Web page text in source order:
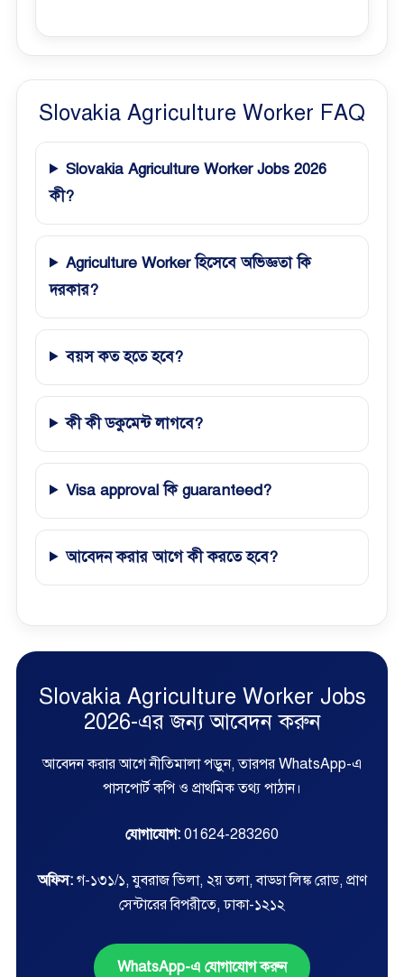
Slovakia Agriculture Worker FAQ
Slovakia Agriculture Worker Jobs 2026
কী?
Agriculture Worker হিসেবে অভিজ্ঞতা কি
দরকার?
বয়স কত হতে হবে?
কী কী ডকুমেন্ট লাগবে?
Visa approval কি guaranteed?
আবেদন করার আগে কী করতে হবে?
Slovakia Agriculture Worker Jobs
2026-এর জন্য আবেদন করুন
আবেদন করার আগে নীতিমালা পড়ুন, তারপর WhatsApp-এ
পাসপোর্ট কপি ও প্রাথমিক তথ্য পাঠান।
যোগাযোগ: 01624-283260
অফিস:গ-১৩১/১, যুবরাজ ভিলা, ২য় তলা, বাড্ডা লিঙ্ক রোড, প্রাণ
সেন্টারের বিপরীতে, ঢাকা-১২১২
WhatsApp-এ যোগাযোগ করুন